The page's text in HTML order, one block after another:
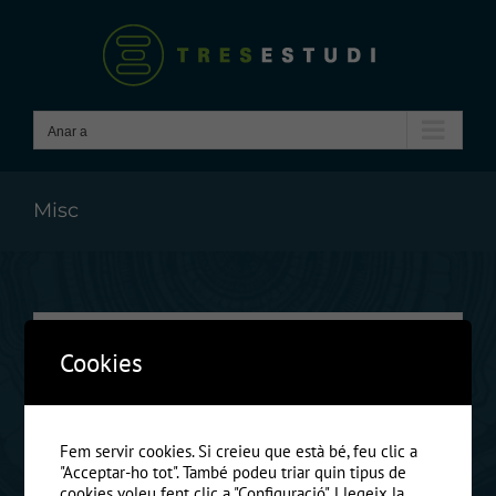
Anar a
Misc
Class aptent taciti sociosqu ad litora
Cookies
Fem servir cookies. Si creieu que està bé, feu clic a
"Acceptar-ho tot". També podeu triar quin tipus de